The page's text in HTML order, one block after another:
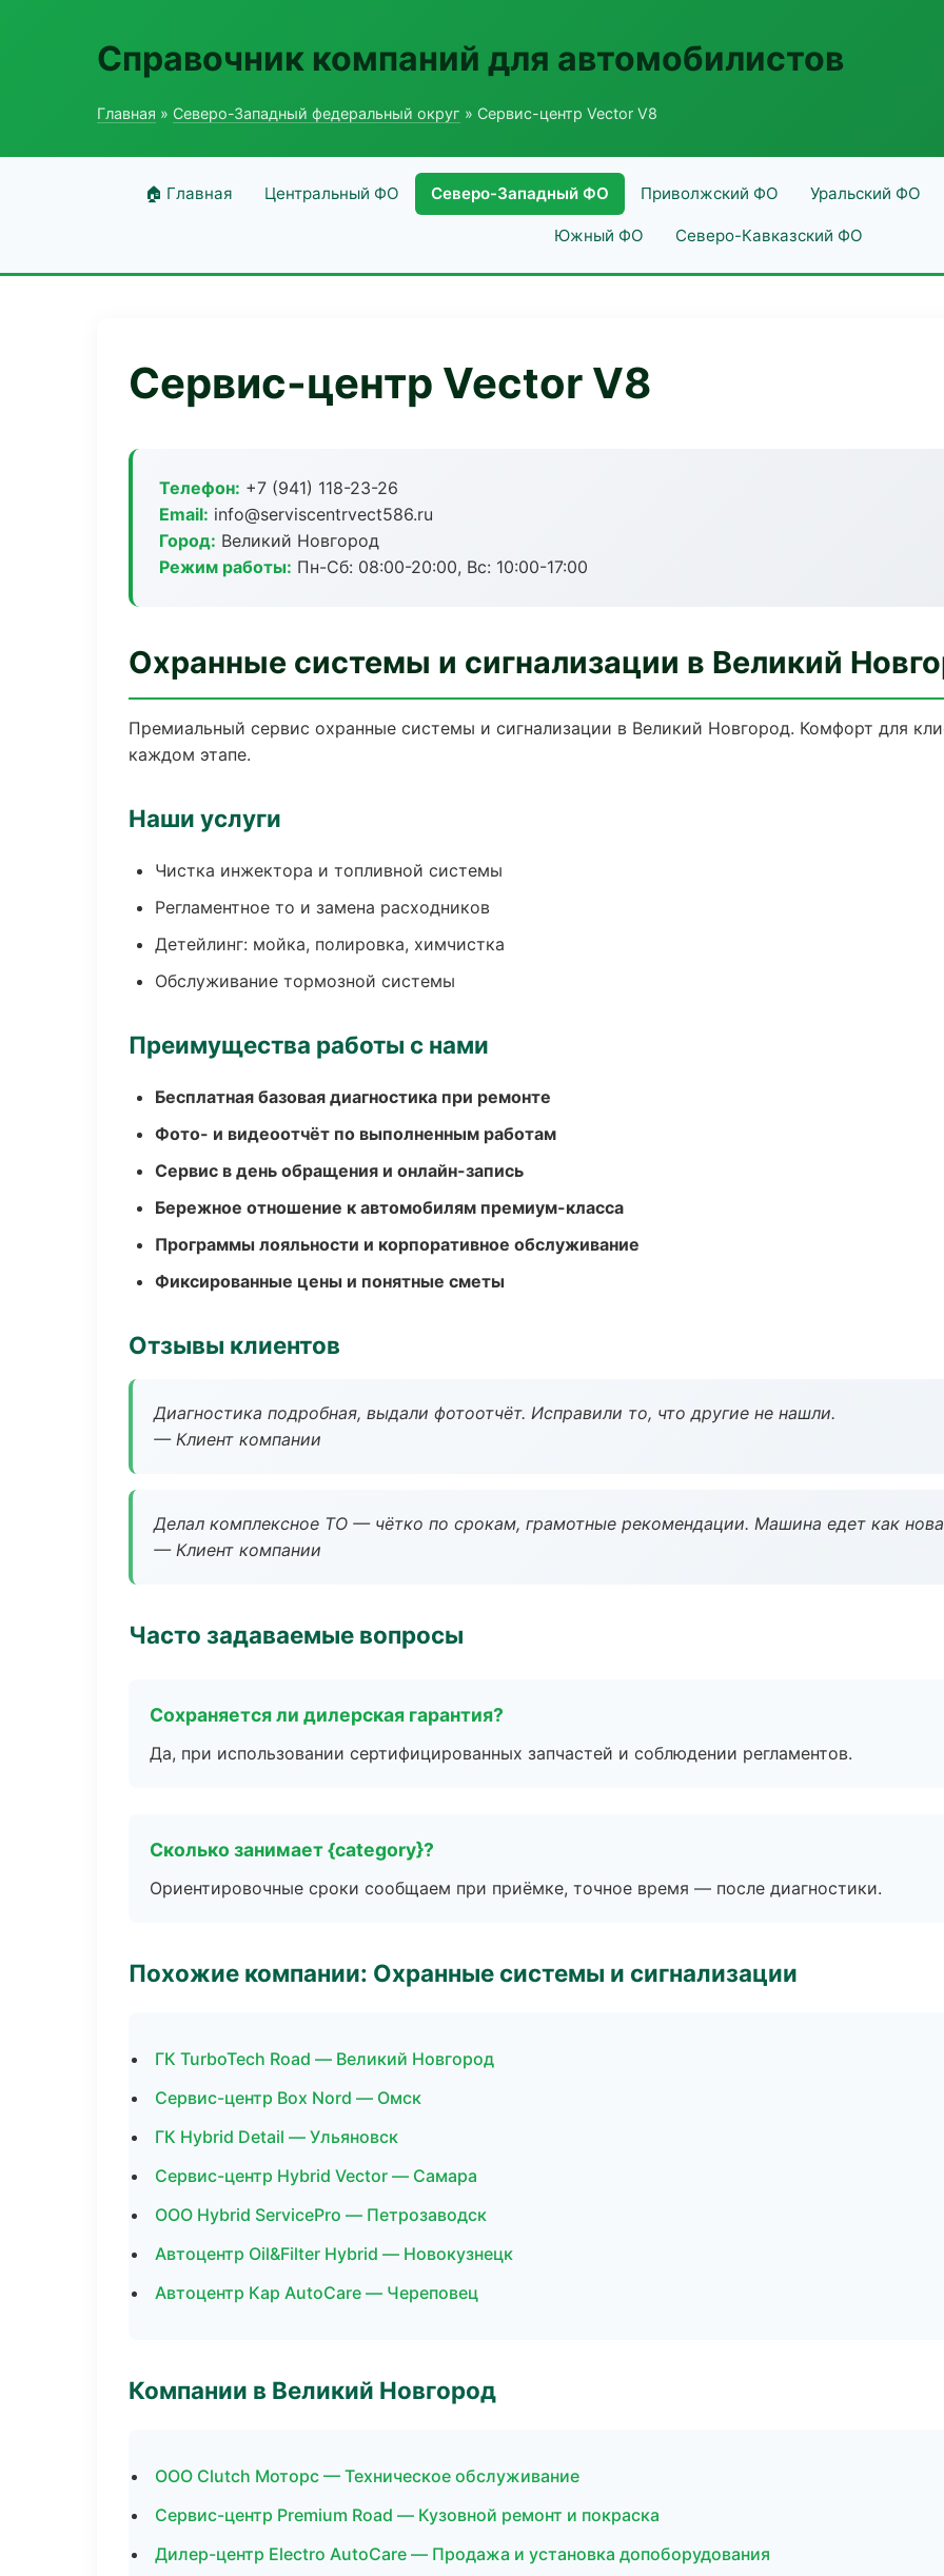
Справочник компаний для автомобилистов
Главная » Северо-Западный федеральный округ » Сервис-центр Vector V8
🏠 Главная Центральный ФО Северо-Западный ФО Приволжский ФО Уральский ФО
Южный ФО Северо-Кавказский ФО
Сервис-центр Vector V8
Телефон: +7 (941) 118-23-26
Email: info@serviscentrvect586.ru
Город: Великий Новгород
Режим работы: Пн-Сб: 08:00-20:00, Вс: 10:00-17:00
Охранные системы и сигнализации в Великий
Премиальный сервис охранные системы и сигнализации в Великий Новгород. Комфорт для
каждом этапе.
Наши услуги
Чистка инжектора и топливной системы
Регламентное то и замена расходников
Детейлинг: мойка, полировка, химчистка
Обслуживание тормозной системы
Преимущества работы с нами
Бесплатная базовая диагностика при ремонте
Фото- и видеоотчёт по выполненным работам
Сервис в день обращения и онлайн-запись
Бережное отношение к автомобилям премиум-класса
Программы лояльности и корпоративное обслуживание
Фиксированные цены и понятные сметы
Отзывы клиентов
Диагностика подробная, выдали фотоотчёт. Исправили то, что другие не нашли.
— Клиент компании
Делал комплексное ТО — чётко по срокам, грамотные рекомендации. Машина едет как
— Клиент компании
Часто задаваемые вопросы
Сохраняется ли дилерская гарантия?
Да, при использовании сертифицированных запчастей и соблюдении регламентов.
Сколько занимает {category}?
Ориентировочные сроки сообщаем при приёмке, точное время — после диагностики.
Похожие компании: Охранные системы и сигнализации
ГК TurboTech Road — Великий Новгород
Сервис-центр Box Nord — Омск
ГК Hybrid Detail — Ульяновск
Сервис-центр Hybrid Vector — Самара
ООО Hybrid ServicePro — Петрозаводск
Автоцентр Oil&Filter Hybrid — Новокузнецк
Автоцентр Кар AutoCare — Череповец
Компании в Великий Новгород
ООО Clutch Моторс — Техническое обслуживание
Сервис-центр Premium Road — Кузовной ремонт и покраска
Дилер-центр Electro AutoCare — Продажа и установка допоборудования